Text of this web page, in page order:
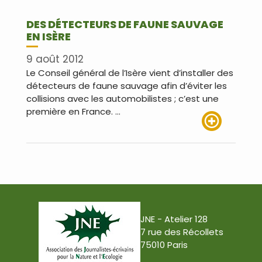
DES DÉTECTEURS DE FAUNE SAUVAGE
EN ISÈRE
9 août 2012
Le Conseil général de l’Isère vient d’installer des
détecteurs de faune sauvage afin d’éviter les
collisions avec les automobilistes ; c’est une
première en France. …
JNE - Atelier 128
7 rue des Récollets
75010 Paris